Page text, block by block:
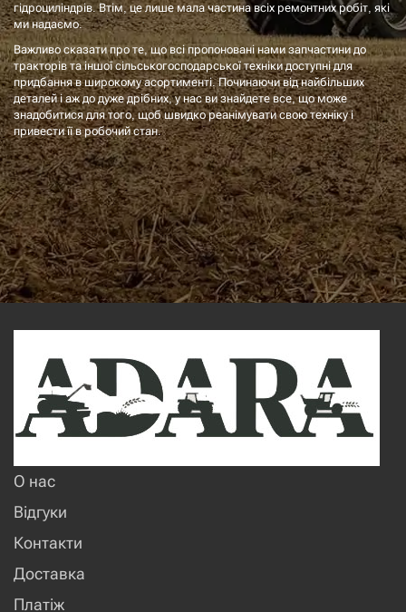
гідроциліндрів. Втім, це лише мала частина всіх ремонтних робіт, які
ми надаємо.
Важливо сказати про те, що всі пропоновані нами запчастини до
тракторів та іншої сільськогосподарської техніки доступні для
придбання в широкому асортименті. Починаючи від найбільших
деталей і аж до дуже дрібних, у нас ви знайдете все, що може
знадобитися для того, щоб швидко реанімувати свою техніку і
привести її в робочий стан.
О нас
Відгуки
Контакти
Доставка
Платіж